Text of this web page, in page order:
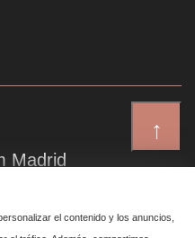
↑
Madrid
6, 4 izq
Madrid
el contenido y los anuncios,